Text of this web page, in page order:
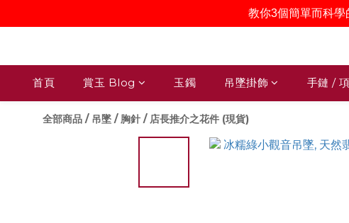
首頁 賞玉 Blog 玉鐲 吊墜掛飾 手鏈 /
全部商品 / 吊墜 / 胸針 / 店長推介之花件 (現貨)
教你3個簡單而科學